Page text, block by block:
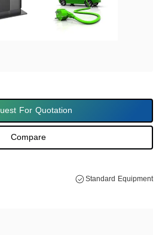
For Quotation
Compare
Standard Equipment